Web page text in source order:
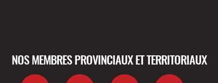
NOS MEMBRES PROVINCIAUX ET TERRITORIAUX